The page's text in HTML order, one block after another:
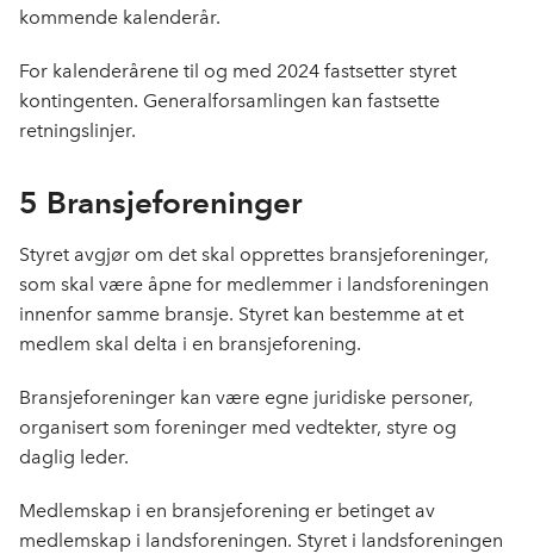
kommende kalenderår.
For kalenderårene til og med 2024 fastsetter styret
kontingenten. Generalforsamlingen kan fastsette
retningslinjer.
5 Bransjeforeninger
Styret avgjør om det skal opprettes bransjeforeninger,
som skal være åpne for medlemmer i landsforeningen
innenfor samme bransje. Styret kan bestemme at et
medlem skal delta i en bransjeforening.
Bransjeforeninger kan være egne juridiske personer,
organisert som foreninger med vedtekter, styre og
daglig leder.
Medlemskap i en bransjeforening er betinget av
medlemskap i landsforeningen. Styret i landsforeningen